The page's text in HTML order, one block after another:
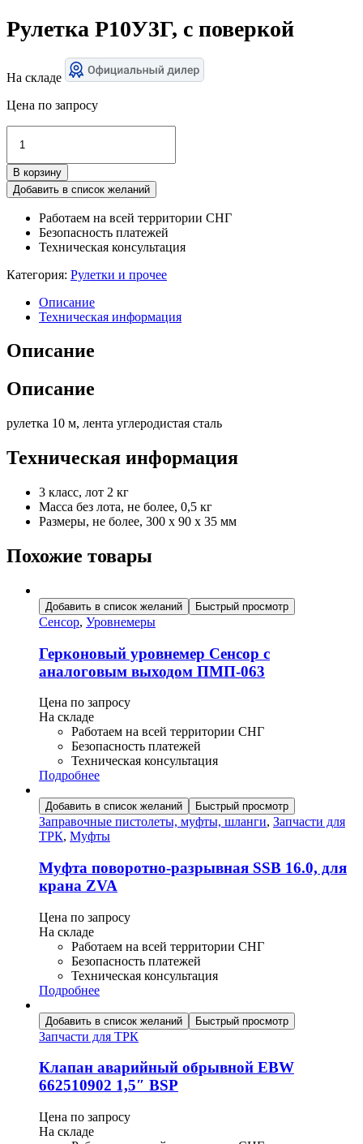
Рулетка Р10У3Г, с поверкой
На складе
Цена по запросу
товара
Рулетка
Р10У3Г,
В корзину
Добавить в список желаний
Работаем на всей территории СНГ
Безопасность платежей
Техническая консультация
Категория: Рулетки и прочее
Описание
Техническая информация
Описание
Описание
рулетка 10 м, лента углеродистая сталь
Техническая информация
3 класс, лот 2 кг
Масса без лота, не более, 0,5 кг
Размеры, не более, 300 х 90 х 35 мм
Похожие товары
Добавить в список желаний Быстрый просмотр
Сенсор, Уровнемеры
Герконовый уровнемер Сенсор с
аналоговым выходом ПМП-063
Цена по запросу
На складе
Работаем на всей территории СНГ
Безопасность платежей
Техническая консультация
Подробнее
Добавить в список желаний Быстрый просмотр
Заправочные пистолеты, муфты, шланги, Запчасти для
ТРК, Муфты
Муфта поворотно-разрывная SSB 16.0, для
крана ZVA
Цена по запросу
На складе
Работаем на всей территории СНГ
Безопасность платежей
Техническая консультация
Подробнее
Добавить в список желаний Быстрый просмотр
Запчасти для ТРК
Клапан аварийный обрывной EBW
662510902 1,5″ BSP
Цена по запросу
На складе